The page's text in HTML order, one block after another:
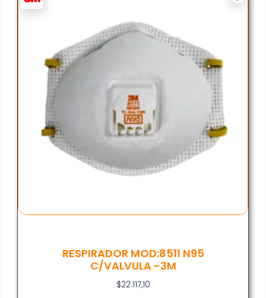
RESPIRADOR MOD:8511 N95
C/VALVULA -3M
$22.117,10